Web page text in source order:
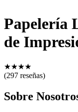
Papelería
de
★★★★
(297 reseñas)
Sobre